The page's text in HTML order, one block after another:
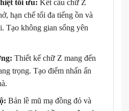
tối ưu: Kết cấu chữ Z
hạn chế tối đa tiếng ồn và
Tạo không gian sống yên
Thiết kế chữ Z mang đến
trọng. Tạo điểm nhấn ấn
Bản lề mũ mạ đồng đỏ và